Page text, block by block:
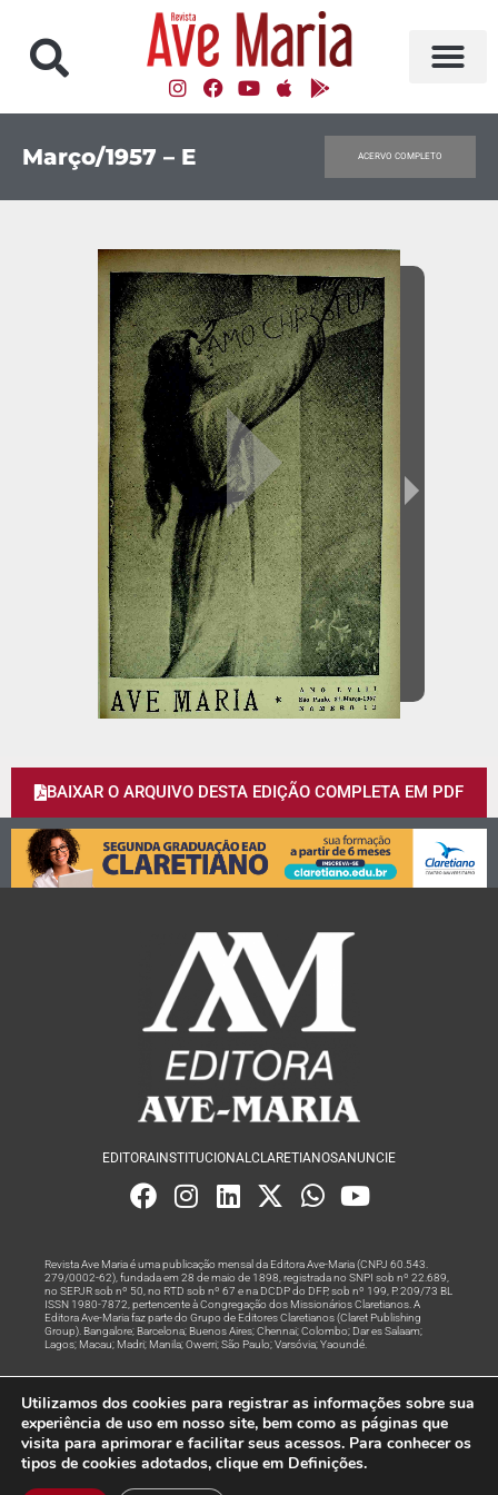
Março/1957 – E ACERVO COMPLETO
BAIXAR O ARQUIVO DESTA EDIÇÃO COMPLETA EM PDF
EDITORA INSTITUCIONALCLARETIANOSANUNCIE
Revista Ave Maria é uma publicação mensal da Editora Ave-Maria (CNPJ 60.543.
279/0002-62), fundada em 28 de maio de 1898, registrada no SNPI sob nº 22.689,
no SEPJR sob nº 50, no RTD sob nº 67 e na DCDP do DFP, sob nº 199, P. 209/73 BL
ISSN 1980-7872, pertencente à Congregação dos Missionários Claretianos. A
Editora Ave-Maria faz parte do Grupo de Editores Claretianos (Claret Publishing
Group). Bangalore; Barcelona; Buenos Aires; Chennai; Colombo; Dar es Salaam;
Lagos; Macau; Madri; Manila; Owerri; São Paulo; Varsóvia; Yaoundé.
Rede
© Todos os Direitos Reservados
Utilizamos dos cookies para registrar as informações sobre sua
experiência de uso em nosso site, bem como as páginas que
visita para aprimorar e facilitar seus acessos. Para conhecer os
tipos de cookies adotados, clique em Definições.